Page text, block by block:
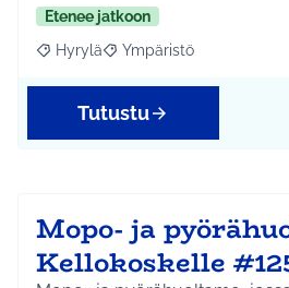
Etenee jatkoon
Rajaa tulokset aihepiirin mukaan:
Hyrylä Rajaa tulokset teeman
Ympäristö
Tutustu
Mopo- ja
Kellokoskelle